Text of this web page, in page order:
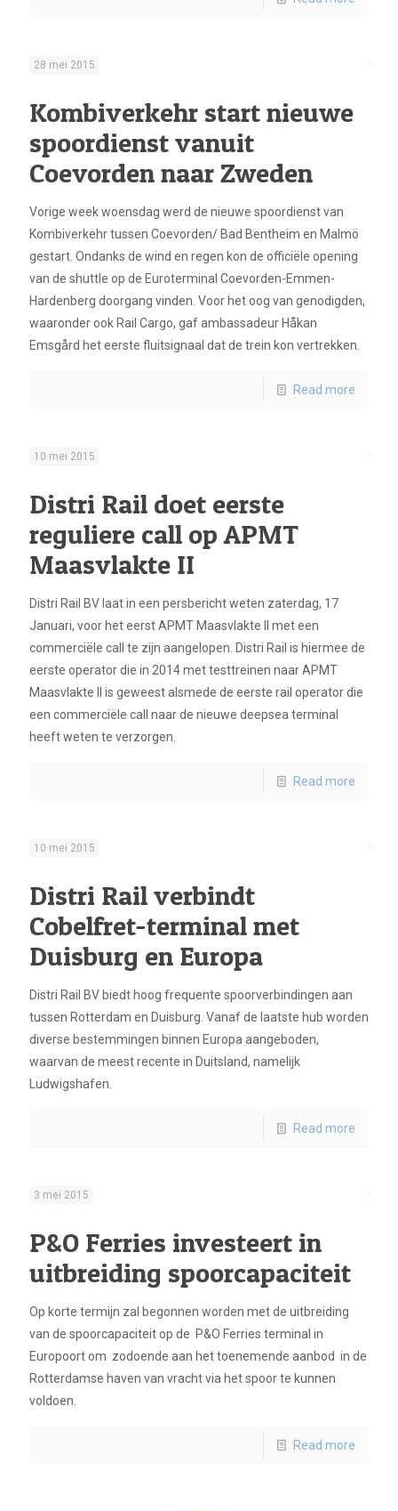
28 mei 2015
Kombiverkehr start nieuwe
spoordienst vanuit
Coevorden naar Zweden
Vorige week woensdag werd de nieuwe spoordienst van
Kombiverkehr tussen Coevorden/ Bad Bentheim en Malmö
gestart. Ondanks de wind en regen kon de officiële opening
van de shuttle op de Euroterminal Coevorden-Emmen-
Hardenberg doorgang vinden. Voor het oog van genodigden,
waaronder ook Rail Cargo, gaf ambassadeur Håkan
Emsgård het eerste fluitsignaal dat de trein kon vertrekken.
Read more
10 mei 2015
Distri Rail doet eerste
reguliere call op APMT
Maasvlakte II
Distri Rail BV laat in een persbericht weten zaterdag, 17
Januari, voor het eerst APMT Maasvlakte II met een
commerciële call te zijn aangelopen. Distri Rail is hiermee de
eerste operator die in 2014 met testtreinen naar APMT
Maasvlakte II is geweest alsmede de eerste rail operator die
een commerciële call naar de nieuwe deepsea terminal
heeft weten te verzorgen.
Read more
10 mei 2015
Distri Rail verbindt
Cobelfret-terminal met
Duisburg en Europa
Distri Rail BV biedt hoog frequente spoorverbindingen aan
tussen Rotterdam en Duisburg. Vanaf de laatste hub worden
diverse bestemmingen binnen Europa aangeboden,
waarvan de meest recente in Duitsland, namelijk
Ludwigshafen.
Read more
3 mei 2015
P&O Ferries investeert in
uitbreiding spoorcapaciteit
Op korte termijn zal begonnen worden met de uitbreiding
van de spoorcapaciteit op de P&O Ferries terminal in
Europoort om zodoende aan het toenemende aanbod in de
Rotterdamse haven van vracht via het spoor te kunnen
voldoen.
Read more